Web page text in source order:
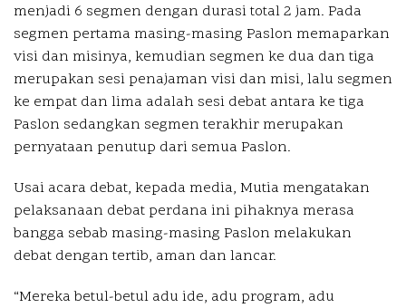
menjadi 6 segmen dengan durasi total 2 jam. Pada
segmen pertama masing-masing Paslon memaparkan
visi dan misinya, kemudian segmen ke dua dan tiga
merupakan sesi penajaman visi dan misi, lalu segmen
ke empat dan lima adalah sesi debat antara ke tiga
Paslon sedangkan segmen terakhir merupakan
pernyataan penutup dari semua Paslon.
Usai acara debat, kepada media, Mutia mengatakan
pelaksanaan debat perdana ini pihaknya merasa
bangga sebab masing-masing Paslon melakukan
debat dengan tertib, aman dan lancar.
“Mereka betul-betul adu ide, adu program, adu